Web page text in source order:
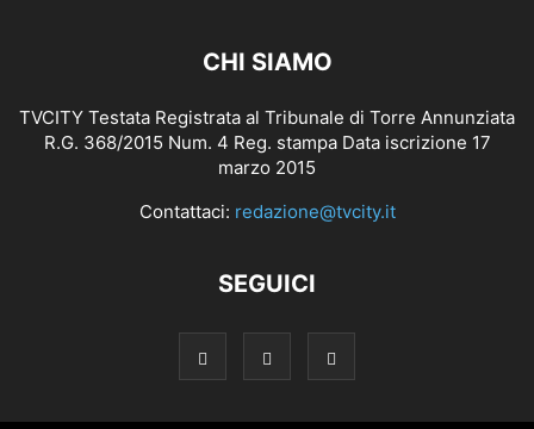
CHI SIAMO
TVCITY Testata Registrata al Tribunale di Torre Annunziata
R.G. 368/2015 Num. 4 Reg. stampa Data iscrizione 17
marzo 2015
Contattaci: redazione@tvcity.it
SEGUICI